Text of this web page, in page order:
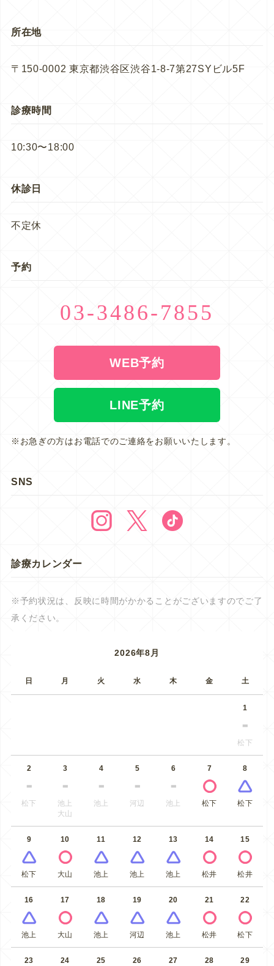
所在地
〒150-0002 東京都渋谷区渋谷1-8-7第27SYビル5F
診療時間
10:30〜18:00
休診日
不定休
予約
03-3486-7855
WEB予約
LINE予約
※お急ぎの方はお電話でのご連絡をお願いいたします。
SNS
診療カレンダー
※予約状況は、反映に時間がかかることがございますのでご了
承ください。
2026年8月
日 月 火 水 木 金 土
1
松下
2
松下
3
池上
大山
4
池上
5
河辺
6
池上
7
松下
8
松下
9
松下
10
大山
11
池上
12
池上
13
池上
14
松井
15
松井
16
池上
17
大山
18
池上
19
河辺
20
池上
21
松井
22
松下
23 24 25 26 27 28 29